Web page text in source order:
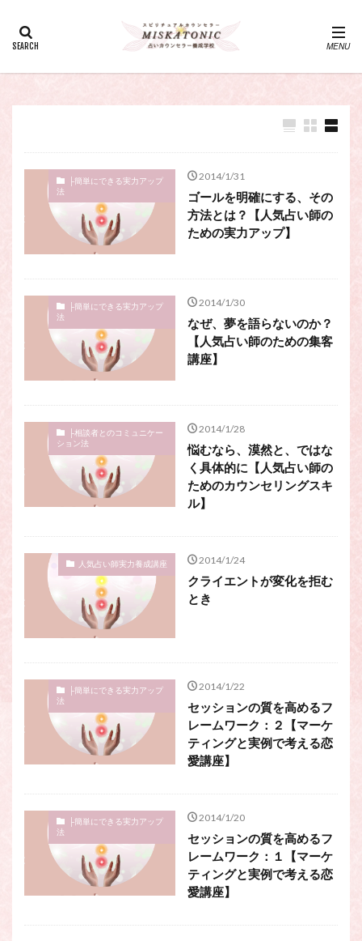
├簡単にできる実力アップ
法
2014/1/31
ゴールを明確にする、その
方法とは？【人気占い師の
ための実力アップ】
├簡単にできる実力アップ
法
2014/1/30
なぜ、夢を語らないのか？
【人気占い師のための集客
講座】
├相談者とのコミュニケー
ション法
2014/1/28
悩むなら、漠然と、ではな
く具体的に【人気占い師の
ためのカウンセリングスキ
ル】
人気占い師実力養成講座 2014/1/24
クライエントが変化を拒む
とき
├簡単にできる実力アップ
法
2014/1/22
セッションの質を高めるフ
レームワーク：２【マーケ
ティングと実例で考える恋
愛講座】
├簡単にできる実力アップ
法
2014/1/20
セッションの質を高めるフ
レームワーク：１【マーケ
ティングと実例で考える恋
愛講座】
・カウンセリング、スピリチュアル・セッション、スピリチュ
アル・セラピー、スピリチュアルカウンセラー、スピリチュア
ル講座、占いカウンセラー、占いカウンセリング、占いセラピ
ー、占い師、占い師になりたい、占い講座
神さま
占い講座 幸運
引き寄せ
引き寄せの法則
心理療法
波動の法則
神さまとのおしゃべり
占い師 開運
電話占い
電話占い師
占い師になりたい
占いセラピー
おまじない
スピリチュアル・セラピー
サイコセラピー
スピリチュアル
スピリチュアル・カウンセラー
スピリチュアル・カウンセラーになりたい
スピリチュアル、スピリチュアル・カウンセラー、スピリチュ
アル・カウンセラーになりたい、スピリチュアル・カウンセリ
ング、スピリチュアル・セッション、スピリチュアル・セラピ
ー、スピリチュアルカウンセラー、スピリチュアル講座、占い
カウンセラー、占いカウンセリング、占いセラピー、占い師、
ヒプノセラピー
則
占いカウンセラー
願いごと
検索